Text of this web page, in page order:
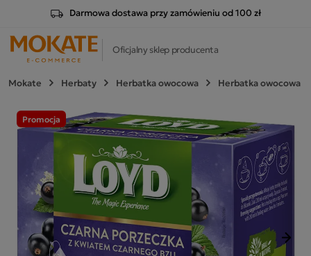
Darmowa dostawa przy zamówieniu od 100 zł
Oficjalny sklep producenta
Mokate Herbaty Herbatka owocowa Herbatka owocowa
Promocja